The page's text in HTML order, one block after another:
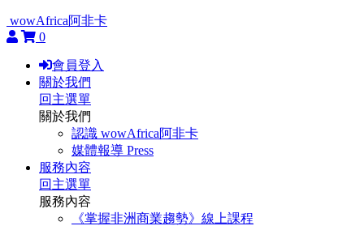
wowAfrica阿非卡
0
會員登入
關於我們
回主選單
關於我們
認識 wowAfrica阿非卡
媒體報導 Press
服務內容
回主選單
服務內容
《掌握非洲商業趨勢》線上課程